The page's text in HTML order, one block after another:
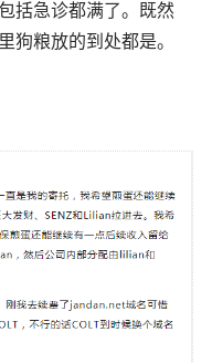
括急诊都满了。既然
狗粮放的到处都是。